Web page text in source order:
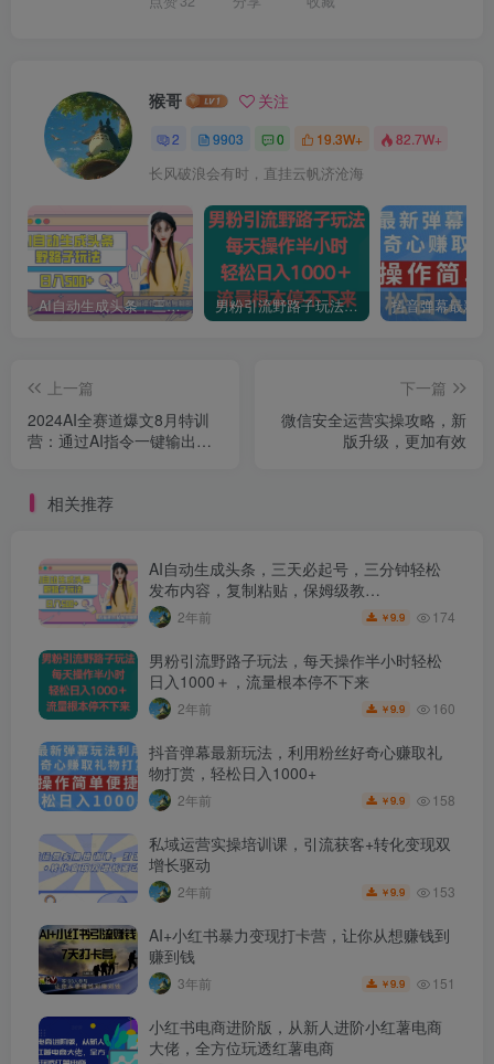
猴哥 关注
2 9903 0 19.3W+ 82.7W+
长风破浪会有时，直挂云帆济沧海
AI自动生成头条，三天必起号，三分钟轻松发布内容，复制粘贴，保姆级教… 男粉引流野路子玩法，每天操作半小时轻松日入1000＋，流量根本停不下来
上一篇
2024AI全赛道爆文8月特训
营：通过AI指令一键输出爆
下一篇
微信安全运营实操攻略，新
版升级，更加有效
相关推荐
AI自动生成头条，三天必起号，三分钟轻松
发布内容，复制粘贴，保姆级教…
2年前 ￥9.9 174
男粉引流野路子玩法，每天操作半小时轻松
日入1000＋，流量根本停不下来
2年前 ￥9.9 160
抖音弹幕最新玩法，利用粉丝好奇心赚取礼
物打赏，轻松日入1000+
2年前 ￥9.9 158
私域运营实操培训课，引流获客+转化变现双
增长驱动
2年前 ￥9.9 153
AI+小红书暴力变现打卡营，让你从想赚钱到
赚到钱
3年前 ￥9.9 151
小红书电商进阶版，从新人进阶小红薯电商
大佬，全方位玩透红薯电商